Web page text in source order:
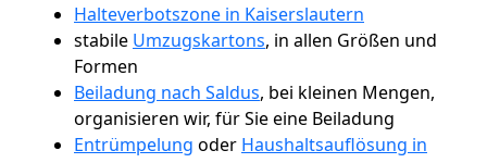
Halteverbotszone in Kaiserslautern
stabile Umzugskartons, in allen Größen und
Formen
Beiladung nach Saldus, bei kleinen Mengen,
organisieren wir, für Sie eine Beiladung
Entrümpelung oder Haushaltsauflösung in